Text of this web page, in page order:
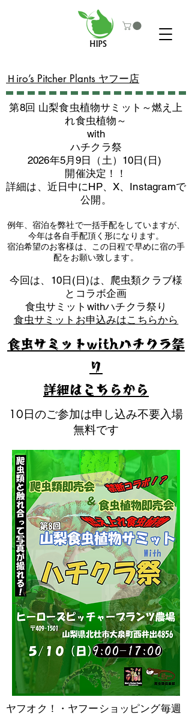
​Ｈiro’s Pitcher Plants ヤフー店
ヤフオク！・ヤフーショッピング毎週
第8回 山梨食虫植物サミット～燃え上
れ食虫植物～
with
​ハチクラ祭
2026年5月9日（土）10日(日)
​開催決定！！
詳細は、近日中にHP、X、Instagramで
公開。
例年、宿泊を弊社で一括手配をしていますが、
今年は各自手配頂く形になります。
​宿泊希望のお客様は、この日程で早めに宿の手
配をお願い致します。
​今回は、10日(日)は、爬虫類クラブ様
とコラボ企画
​食虫サミットwithハチクラ祭り
食虫サミットお申込みはこちらから
10日のご参加は申し込み不要入場
無料です
食虫サミットwithハチクラ祭
り
​詳細はこちらから